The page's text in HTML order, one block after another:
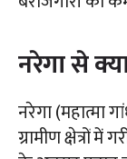
नरेगा से
नरेगा (महात्मा
ग्रामीण क्षेत्रों